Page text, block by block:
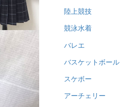
陸上競技
競泳水着
バレエ
バスケットボール
スケボー
アーチェリー